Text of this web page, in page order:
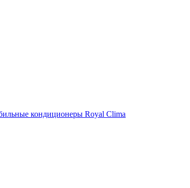
кондиционеры Royal Clima